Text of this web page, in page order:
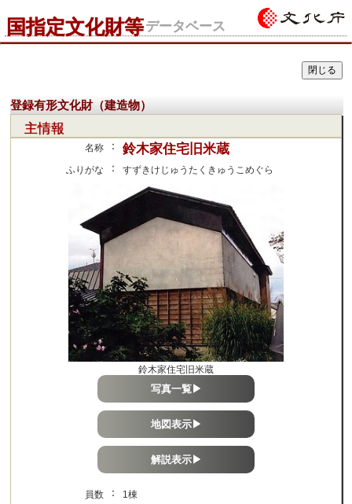
国指定文化財等データベース
登録有形文化財（建造物）
主情報
名称 ： 鈴木家住宅旧米蔵
ふりがな ： すずきけじゅうたくきゅうこめぐら
鈴木家住宅旧米蔵
写真一覧▶
地図表示▶
解説表示▶
員数 ：
1棟